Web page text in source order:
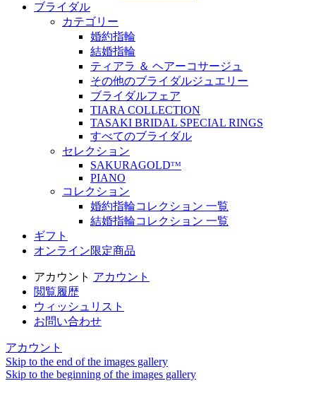
ブライダル
カテゴリー
婚約指輪
結婚指輪
ティアラ ＆ ヘアーコサージュ
その他のブライダルジュエリー
ブライダルフェア
TIARA COLLECTION
TASAKI BRIDAL SPECIAL RINGS
すべてのブライダル
セレクション
SAKURAGOLDᵀᴹ
PIANO
コレクション
婚約指輪コレクション 一覧
結婚指輪コレクション 一覧
ギフト
オンライン限定商品
アカウント アカウント
閲覧履歴
ウィッシュリスト
お問い合わせ
アカウント
Skip to the end of the images gallery
Skip to the beginning of the images gallery